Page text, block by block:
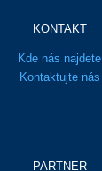
KONTAKT
Kde nás najdete
Kontaktujte nás
PARTNER